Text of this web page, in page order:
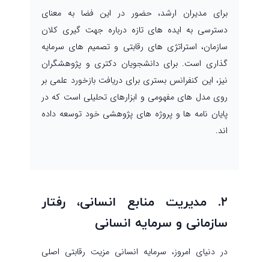
برای مدیران ارشد، حضور در این فضا به معنای
دسترسی به ایده های تازه درباره جهت گیری کلان
سازمان، استراتژی های رقابتی و تصمیم های سرمایه
گذاری است. برای دانشجویان دکتری و پژوهشگران
نیز، این کنفرانس بستری برای دریافت بازخورد علمی بر
روی مدل های مفهومی و ابزارهای تحلیلی است که در
پایان نامه ها و پروژه های پژوهشی خود توسعه داده
اند.
۲. مدیریت منابع انسانی، رفتار
سازمانی و سرمایه انسانی
در دنیای امروز، سرمایه انسانی مزیت رقابتی اصلی